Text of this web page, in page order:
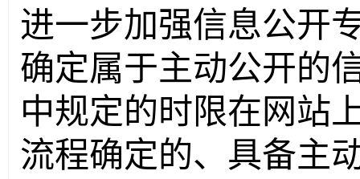
进一步加强信息公开
确定属于主动公开的
中规定的时限在网站
流程确定的、具备主